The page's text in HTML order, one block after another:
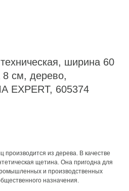
ширина 60
8 см, дерево,
EXPERT, 605374
производится из дерева. В качестве
щетина. Она пригодна для
и производственных
назначения.